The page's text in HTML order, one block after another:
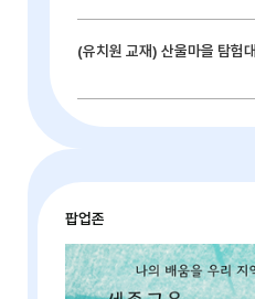
(유치원 교재) 산울마을 탐험
팝업존